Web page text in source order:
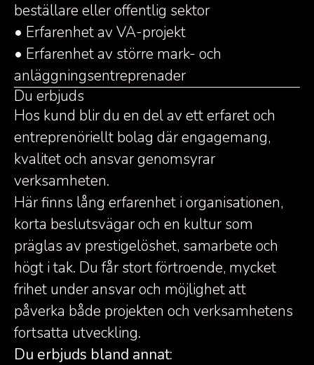
beställare eller offentlig sektor
• Erfarenhet av VA-projekt
• Erfarenhet av större mark- och
anläggningsentreprenader
Du erbjuds
Hos kund blir du en del av ett erfaret och
entreprenöriellt bolag där engagemang,
kvalitet och ansvar genomsyrar
verksamheten.
Här finns lång erfarenhet i organisationen,
korta beslutsvägar och en kultur som
präglas av prestigelöshet, samarbete och
högt i tak. Du får stort förtroende, mycket
frihet under ansvar och möjlighet att
påverka både projekten och verksamhetens
fortsatta utveckling.
Du erbjuds bland annat: